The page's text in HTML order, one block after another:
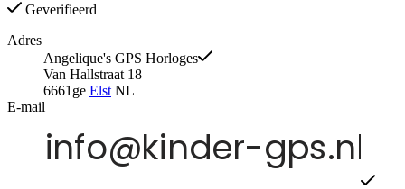
Geverifieerd
Adres
Angelique's GPS Horloges
Van Hallstraat 18
6661ge Elst NL
E-mail